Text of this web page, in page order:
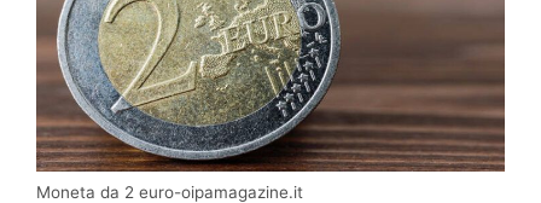
Moneta da 2 euro-oipamagazine.it